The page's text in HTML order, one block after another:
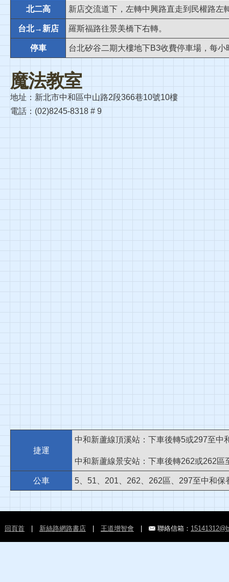
北二高 新店交流道下，左轉中興路直走到民權路
台北→新店 羅斯福路往景美橋下右轉。
停車 台北矽谷二期大樓地下B3收費停車場，每小
魔法教室
地址：新北市中和區中山路2段366巷10號10樓
電話：(02)8245-8318 # 9
捷運
中和新蘆線頂溪站：下車後轉5或297至中
中和新蘆線景安站：下車後轉262或262區
公車 5、51、201、262、262區、297至中和保
回頁首 新絲路網路書店 王道增智會 聯絡信箱：